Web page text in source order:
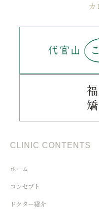
カ
CLINIC CONTENTS
ホーム
コンセプト
ドクター紹介